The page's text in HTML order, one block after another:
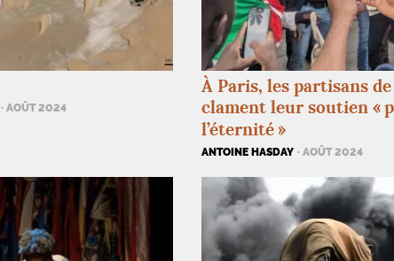
· AOÛT 2024
À Paris, les partisans de
clament leur soutien «
l’éternité »
ANTOINE HASDAY · AOÛT 2024